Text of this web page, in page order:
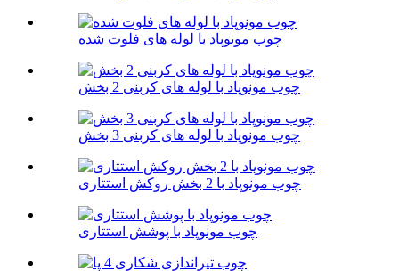
چوب مونوپاد با لوله های فلوت شده
چوب مونوپاد با لوله های کربنی 2 بخش
چوب مونوپاد با لوله های کربنی 3 بخش
چوب مونوپاد با 2 بخش روکش استتاری
چوب مونوپاد با پوشش استتاری